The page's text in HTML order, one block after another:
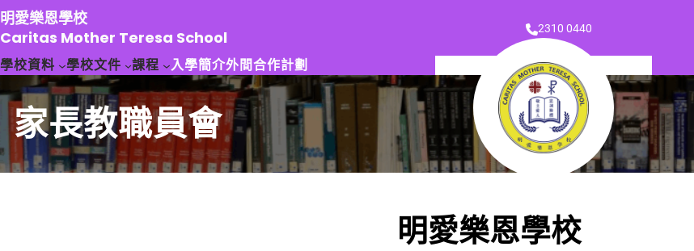
跳
至
主
要
容
明愛樂恩學校
Caritas Mother Teresa School
2310 0440
學校資料 學校文件 課程 入學簡介外間合作計劃
家長教職員會
明愛樂恩學校